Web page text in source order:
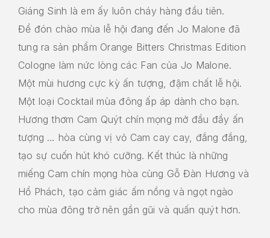
Giáng Sinh là em ấy luôn cháy hàng đầu tiên.
Để đón chào mùa lễ hội đang đến Jo Malone đã
tung ra sản phẩm Orange Bitters Christmas Edition
Cologne làm nức lòng các Fan của Jo Malone.
Một mùi hương cực kỳ ấn tượng, đậm chất lễ hội.
Một loại Cocktail mùa đông ấp áp dành cho bạn.
Hương thơm Cam Quýt chín mọng mở đầu đầy ấn
tượng … hòa cùng vị vỏ Cam cay cay, đắng đắng,
tạo sự cuốn hút khó cưỡng. Kết thúc là những
miếng Cam chín mọng hòa cùng Gỗ Đàn Hương và
Hổ Phách, tạo cảm giác ấm nồng và ngọt ngào
cho mùa đông trở nên gần gũi và quấn quýt hơn.